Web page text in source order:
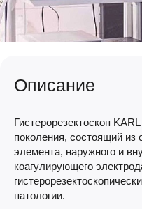
Описание
Гистерорезектоскоп
поколения, состоящий из
элемента, наружного и
коагулирующего
патологии.